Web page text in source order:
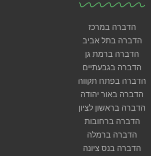
הדברה במרכז
הדברה בתל אביב
הדברה ברמת גן
הדברה בגבעתיים
הדברה בפתח תקווה
הדברה באור יהודה
הדברה בראשון לציון
הדברה ברחובות
הדברה ברמלה
הדברה בנס ציונה